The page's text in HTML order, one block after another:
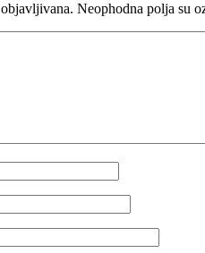
Neophodna polja su